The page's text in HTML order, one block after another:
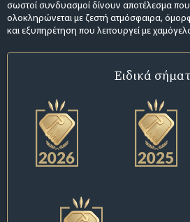
σωστοί συνδυασμοί δίνουν αποτέλεσμα που
ολοκληρώνεται με ζεστή ατμόσφαιρα,
και εξυπηρέτηση που λειτουργεί με
Ειδικά